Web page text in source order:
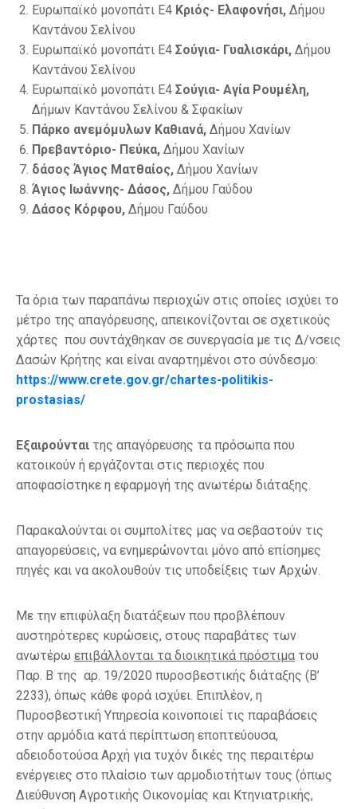
Ευρωπαϊκό μονοπάτι Ε4 Κριός- Ελαφονήσι, Δήμου
Καντάνου Σελίνου
Ευρωπαϊκό μονοπάτι Ε4 Σούγια- Γυαλισκάρι, Δήμου
Καντάνου Σελίνου
Ευρωπαϊκό μονοπάτι Ε4 Σούγια- Αγία Ρουμέλη,
Δήμων Καντάνου Σελίνου & Σφακίων
Πάρκο ανεμόμυλων Καθιανά, Δήμου Χανίων
Πρεβαντόριο- Πεύκα, Δήμου Χανίων
δάσος Άγιος Ματθαίος, Δήμου Χανίων
Άγιος Ιωάννης- Δάσος, Δήμου Γαύδου
Δάσος Κόρφου, Δήμου Γαύδου
Τα όρια των παραπάνω περιοχών στις οποίες ισχύει το
μέτρο της απαγόρευσης, απεικονίζονται σε σχετικούς
χάρτες που συντάχθηκαν σε συνεργασία με τις Δ/νσεις
Δασών Κρήτης και είναι αναρτημένοι στο σύνδεσμο:
https://www.crete.gov.gr/chartes-politikis-
prostasias/
Εξαιρούνται της απαγόρευσης τα πρόσωπα που
κατοικούν ή εργάζονται στις περιοχές που
αποφασίστηκε η εφαρμογή της ανωτέρω διάταξης.
Παρακαλούνται οι συμπολίτες μας να σεβαστούν τις
απαγορεύσεις, να ενημερώνονται μόνο από επίσημες
πηγές και να ακολουθούν τις υποδείξεις των Αρχών.
Με την επιφύλαξη διατάξεων που προβλέπουν
αυστηρότερες κυρώσεις, στους παραβάτες των
ανωτέρω επιβάλλονται τα διοικητικά πρόστιμα του
Παρ. Β της αρ. 19/2020 πυροσβεστικής διάταξης (Β’
2233), όπως κάθε φορά ισχύει. Επιπλέον, η
Πυροσβεστική Υπηρεσία κοινοποιεί τις παραβάσεις
στην αρμόδια κατά περίπτωση εποπτεύουσα,
αδειοδοτούσα Αρχή για τυχόν δικές της περαιτέρω
ενέργειες στο πλαίσιο των αρμοδιοτήτων τους (όπως
Διεύθυνση Αγροτικής Οικονομίας και Κτηνιατρικής,